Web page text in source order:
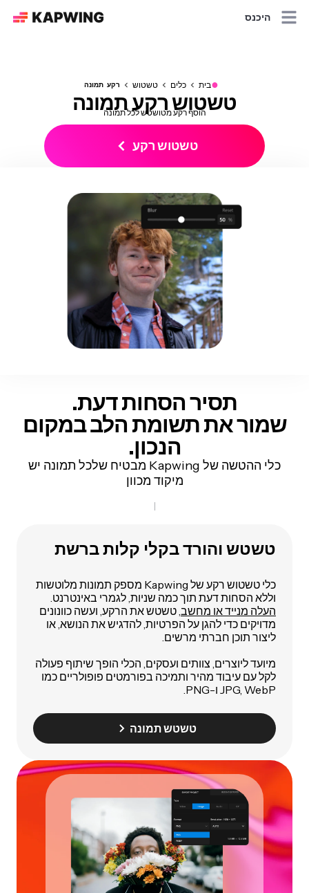
היכנס
●בית כלים טשטוש רקע תמונה
טשטוש רקע תמונה
הוסף רקע מטושטש לכל תמונה
טשטוש רקע
תסיר הסחות דעת.
שמור את תשומת הלב במקום
הנכון.
כלי ההטשה של Kapwing מבטיח שלכל תמונה יש
מיקוד מכוון
טשטש והורד בקלי קלות ברשת
כלי טשטוש רקע של Kapwing מספק תמונות מלוטשות
וללא הסחות דעת תוך כמה שניות, לגמרי באינטרנט.
העלה מנייד או מחשב , טשטש את הרקע, ועשה כוונונים
מדויקים כדי להגן על הפרטיות, להדגיש את הנושא, או
ליצור תוכן חברתי מרשים.
מיועד ליוצרים, צוותים ועסקים, הכלי הופך שיתוף פעולה
לקל עם עיבוד מהיר ותמיכה בפורמטים פופולריים כמו
JPG, WebP ו-PNG.
טשטש תמונה